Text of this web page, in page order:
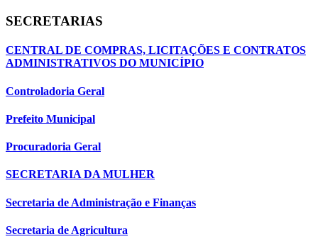
SECRETARIAS
CENTRAL DE COMPRAS, LICITAÇÕES E CONTRATOS
ADMINISTRATIVOS DO MUNICÍPIO
Controladoria Geral
Prefeito Municipal
Procuradoria Geral
SECRETARIA DA MULHER
Secretaria de Administração e Finanças
Secretaria de Agricultura